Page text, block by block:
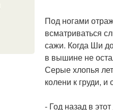
Под ногами
всматриваться
сажи. Когда Ши
в вышине не
Серые хлопья
колени к груди,
- Год назад в